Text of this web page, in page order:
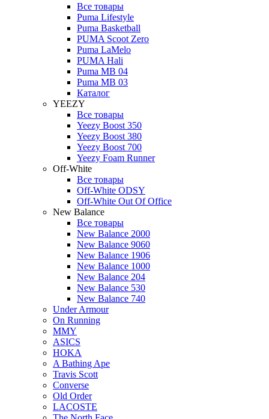
Все товары
Puma Lifestyle
Puma Basketball
PUMA Scoot Zero
Puma LaMelo
PUMA Hali
Puma MB 04
Puma MB 03
Каталог
YEEZY
Все товары
Yeezy Boost 350
Yeezy Boost 380
Yeezy Boost 700
Yeezy Foam Runner
Off-White
Все товары
Off-White ODSY
Off-White Out Of Office
New Balance
Все товары
New Balance 2000
New Balance 9060
New Balance 1906
New Balance 1000
New Balance 204
New Balance 530
New Balance 740
Under Armour
On Running
MMY
ASICS
HOKA
A Bathing Ape
Travis Scott
Converse
Old Order
LACOSTE